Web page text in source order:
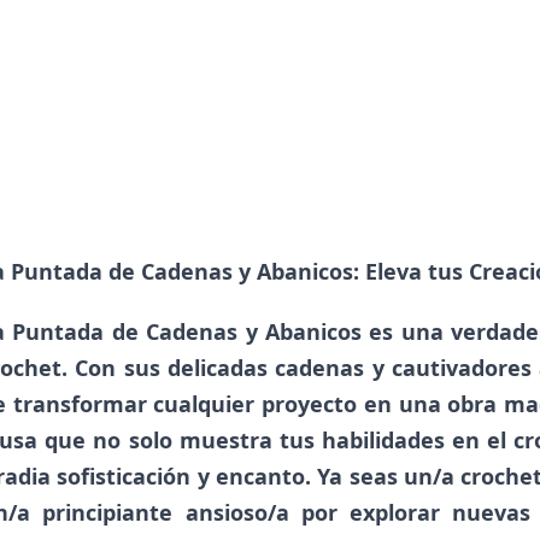
Puntada de Cadenas y Abanicos: Eleva tus
Puntada de Cadenas y Abanicos es una
Con sus delicadas cadenas y
transformar cualquier proyecto en una obra
que no solo muestra tus habilidades en el
sofisticación y encanto. Ya seas un/a
a principiante ansioso/a por explorar